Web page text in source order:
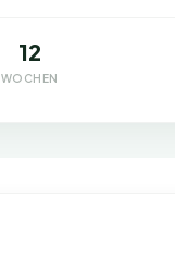
12
WOCHEN